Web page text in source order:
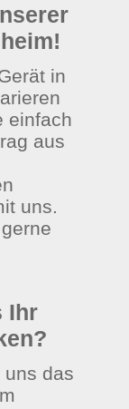
in
einfach
aus
uns.
Ihr
uns das